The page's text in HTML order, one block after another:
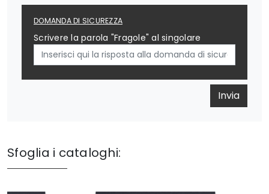
DOMANDA DI SICUREZZA
Scrivere la parola "Fragole" al singolare
Invia
Sfoglia i cataloghi: